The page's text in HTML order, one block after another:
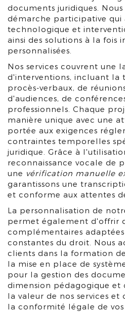
documents juridiques.
démarche participative qui
technologique et
ainsi des solutions à la fois
personnalisées.
Nos services couvrent une
d'interventions, incluant la
procès-verbaux, de
d'audiences, de
professionnels. Chaque
manière unique avec une
portée aux exigences
contraintes temporelles
juridique. Grâce à
reconnaissance vocale de
une vérification manuelle
garantissons une
et conforme aux attentes
La personnalisation de
permet également d'offrir
complémentaires
constantes du droit. Nous
clients dans la formation
la mise en place de
pour la gestion des
dimension pédagogique et
la valeur de nos services
la conformité légale de vos